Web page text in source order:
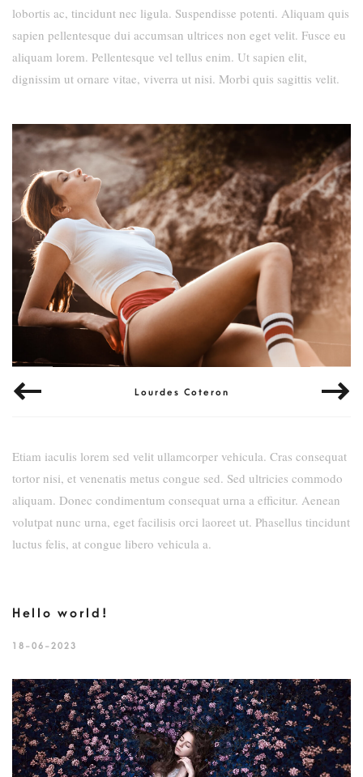
lobortis ac, tincidunt nec ligula. Suspendisse potenti. Aliquam quis
sapien pellentesque dui accumsan ultrices non eget velit. Fusce eu
aliquam lorem. Pellentesque vel tellus enim. Ut sapien elit,
dignissim ut ornare vitae, viverra ut nisi. Morbi quis sagittis velit.
Lourdes Coteron
Etiam iaculis lorem sed velit ullamcorper vehicula. Cras consequat
tortor nisi, et venenatis metus congue sed. Sed ultricies commodo
aliquam. Donec condimentum consequat urna a efficitur. Aenean
volutpat nunc urna, eget facilisis orci laoreet ut. Phasellus tincidunt
luctus felis, at congue libero vehicula a.
Hello world!
18-06-2023